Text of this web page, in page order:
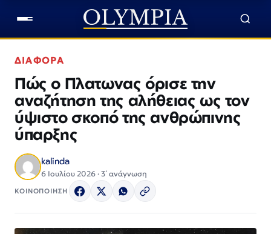
ΔΙΑΦΟΡΑ
Πώς ο Πλατωνας όρισε την
αναζήτηση της αλήθειας ως τον
ύψιστο σκοπό της ανθρώπινης
ύπαρξης
kalinda
6 Ιουλίου 2026 · 3΄ ανάγνωση
ΚΟΙΝΟΠΟΙΗΣΗ